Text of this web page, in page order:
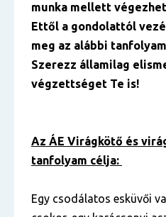
munka mellett
Ettől a gondolattól
meg az alábbi
Szerezz államilag
végzettséget Te is!
Az ÁE Virágkötő és
tanfolyam célja:
Egy csodálatos esküvői